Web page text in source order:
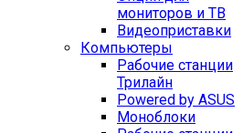
мониторов и ТВ
Видеоприставки
Компьютеры
Рабочие станции
Трилайн
Powered by ASUS
Моноблоки